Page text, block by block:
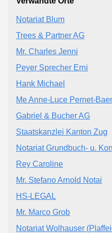
Notariat Blum
Trees & Partner AG
Mr. Charles Jenni
Peyer Sprecher Erni
Hank Michael
Me Anne-Luce Pernet-
Gabriel & Bucher AG
Staatskanzlei Kanton Zug
Notariat Grundbuch- u.
Rey Caroline
Mr. Stefano Arnold Notai
HS-LEGAL
Mr. Marco Grob
Notariat Wolhauser